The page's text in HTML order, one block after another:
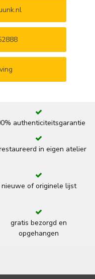
authenticiteitsgarantie
in eigen atelier
nieuwe of originele lijst
gratis bezorgd en
opgehangen